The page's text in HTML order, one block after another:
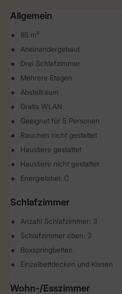
Allgemein
85 m²
Aneinandergebaut
Drei Schlafzimmer
Mehrere Etagen
Abstellraum
Gratis WLAN
Geeignet für 5 Personen
Rauchen nicht gestattet
Haustiere gestattet
Haustiere nicht gestattet
Energielabel: C
Schlafzimmer
Anzahl Schlafzimmer: 3
Schlafzimmer oben: 3
Boxspringbetten
Einzelbettdecken und Kissen
Wohn-/Esszimmer